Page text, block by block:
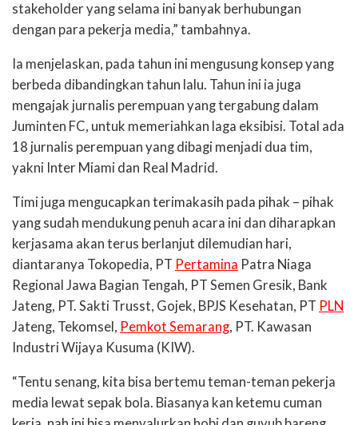
stakeholder yang selama ini banyak berhubungan
dengan para pekerja media,” tambahnya.
Ia menjelaskan, pada tahun ini mengusung konsep yang
berbeda dibandingkan tahun lalu. Tahun ini ia juga
mengajak jurnalis perempuan yang tergabung dalam
Juminten FC, untuk memeriahkan laga eksibisi. Total ada
18 jurnalis perempuan yang dibagi menjadi dua tim,
yakni Inter Miami dan Real Madrid.
Timi juga mengucapkan terimakasih pada pihak – pihak
yang sudah mendukung penuh acara ini dan diharapkan
kerjasama akan terus berlanjut dilemudian hari,
diantaranya Tokopedia, PT Pertamina Patra Niaga
Regional Jawa Bagian Tengah, PT Semen Gresik, Bank
Jateng, PT. Sakti Trusst, Gojek, BPJS Kesehatan, PT PLN
Jateng, Tekomsel, Pemkot Semarang, PT. Kawasan
Industri Wijaya Kusuma (KIW).
“Tentu senang, kita bisa bertemu teman-teman pekerja
media lewat sepak bola. Biasanya kan ketemu cuman